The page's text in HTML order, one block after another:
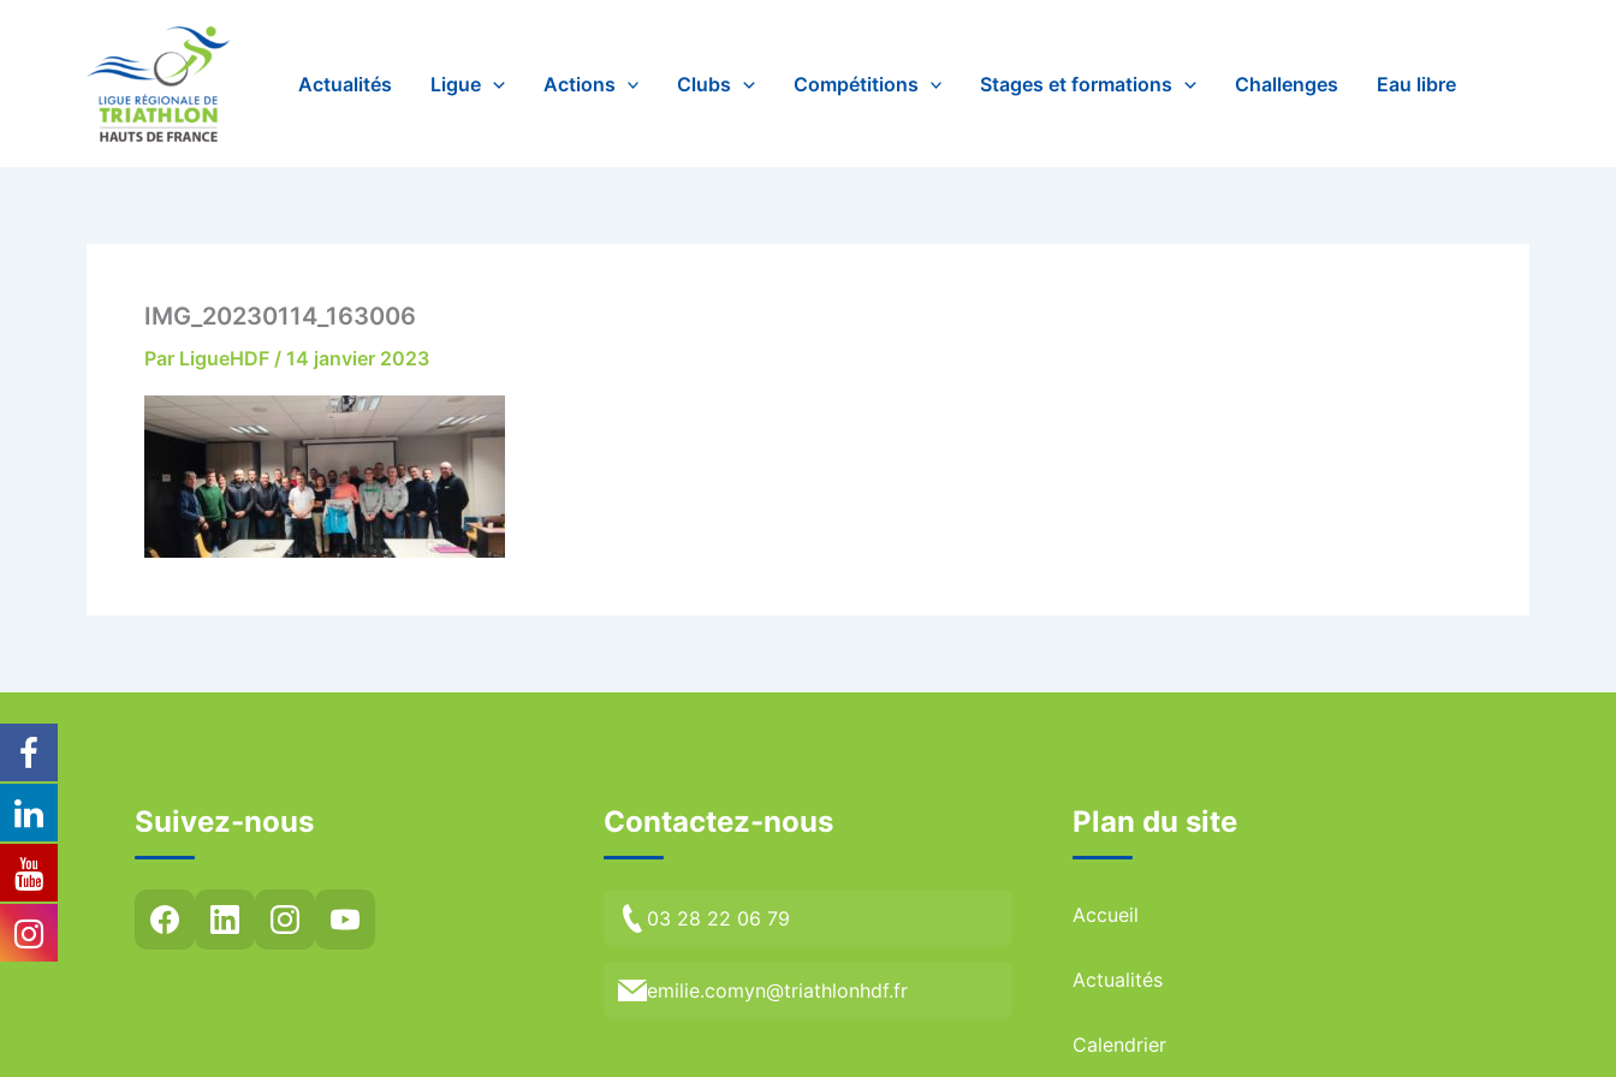
Actualités Ligue Actions Clubs Compétitions Stages et formations Challenges Eau libre
IMG_20230114_163006
Par LigueHDF / 14 janvier 2023
Suivez-nous Contactez-nous
03 28 22 06 79
emilie.comyn@triathlonhdf.fr
Plan du site
Accueil
Actualités
Calendrier